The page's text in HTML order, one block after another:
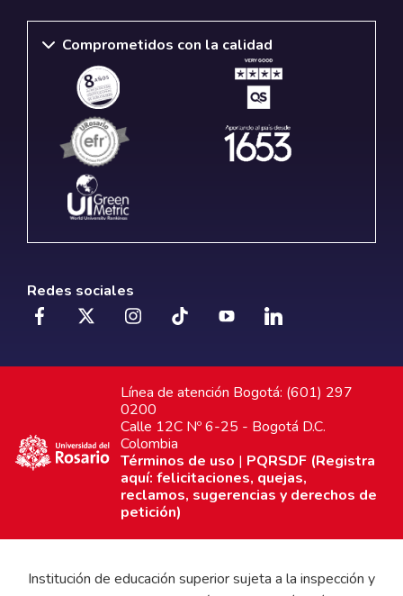
Comprometidos con la calidad
Redes sociales
Línea de atención Bogotá: (601) 297
0200
Calle 12C Nº 6-25 - Bogotá D.C.
Colombia
Términos de uso | PQRSDF (Registra
aquí: felicitaciones, quejas,
reclamos, sugerencias y derechos de
petición)
Institución de educación superior sujeta a la inspección y